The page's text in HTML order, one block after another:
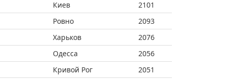
Киев
2101
Ровно
2093
Харьков
2076
Одесса
2056
Кривой Рог
2051